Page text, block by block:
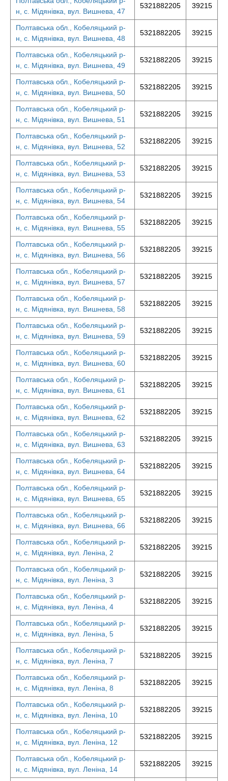
н, с. Мідянівка, вул. Вишнева, 47
5321882205 39215
Полтавська обл., Кобеляцький р-
н, с. Мідянівка, вул. Вишнева, 48
5321882205 39215
Полтавська обл., Кобеляцький р-
н, с. Мідянівка, вул. Вишнева, 49
5321882205 39215
Полтавська обл., Кобеляцький р-
н, с. Мідянівка, вул. Вишнева, 50
5321882205 39215
Полтавська обл., Кобеляцький р-
н, с. Мідянівка, вул. Вишнева, 51
5321882205 39215
Полтавська обл., Кобеляцький р-
н, с. Мідянівка, вул. Вишнева, 52
5321882205 39215
Полтавська обл., Кобеляцький р-
н, с. Мідянівка, вул. Вишнева, 53
5321882205 39215
Полтавська обл., Кобеляцький р-
н, с. Мідянівка, вул. Вишнева, 54
5321882205 39215
Полтавська обл., Кобеляцький р-
н, с. Мідянівка, вул. Вишнева, 55
5321882205 39215
Полтавська обл., Кобеляцький р-
н, с. Мідянівка, вул. Вишнева, 56
5321882205 39215
Полтавська обл., Кобеляцький р-
н, с. Мідянівка, вул. Вишнева, 57
5321882205 39215
Полтавська обл., Кобеляцький р-
н, с. Мідянівка, вул. Вишнева, 58
5321882205 39215
Полтавська обл., Кобеляцький р-
н, с. Мідянівка, вул. Вишнева, 59
5321882205 39215
Полтавська обл., Кобеляцький р-
н, с. Мідянівка, вул. Вишнева, 60
5321882205 39215
Полтавська обл., Кобеляцький р-
н, с. Мідянівка, вул. Вишнева, 61
5321882205 39215
Полтавська обл., Кобеляцький р-
н, с. Мідянівка, вул. Вишнева, 62
5321882205 39215
Полтавська обл., Кобеляцький р-
н, с. Мідянівка, вул. Вишнева, 63
5321882205 39215
Полтавська обл., Кобеляцький р-
н, с. Мідянівка, вул. Вишнева, 64
5321882205 39215
Полтавська обл., Кобеляцький р-
н, с. Мідянівка, вул. Вишнева, 65
5321882205 39215
Полтавська обл., Кобеляцький р-
н, с. Мідянівка, вул. Вишнева, 66
5321882205 39215
Полтавська обл., Кобеляцький р-
н, с. Мідянівка, вул. Леніна, 2
5321882205 39215
Полтавська обл., Кобеляцький р-
н, с. Мідянівка, вул. Леніна, 3
5321882205 39215
Полтавська обл., Кобеляцький р-
н, с. Мідянівка, вул. Леніна, 4
5321882205 39215
Полтавська обл., Кобеляцький р-
н, с. Мідянівка, вул. Леніна, 5
5321882205 39215
Полтавська обл., Кобеляцький р-
н, с. Мідянівка, вул. Леніна, 7
5321882205 39215
Полтавська обл., Кобеляцький р-
н, с. Мідянівка, вул. Леніна, 8
5321882205 39215
Полтавська обл., Кобеляцький р-
н, с. Мідянівка, вул. Леніна, 10
5321882205 39215
Полтавська обл., Кобеляцький р-
н, с. Мідянівка, вул. Леніна, 12
5321882205 39215
Полтавська обл., Кобеляцький р-
н, с. Мідянівка, вул. Леніна, 14
5321882205 39215